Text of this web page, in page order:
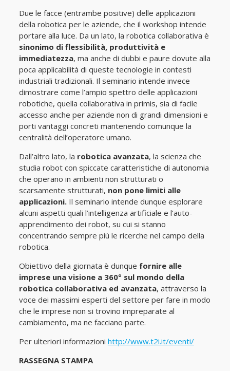
Due le facce (entrambe positive) delle applicazioni
della robotica per le aziende, che il workshop intende
portare alla luce. Da un lato, la robotica collaborativa è
sinonimo di flessibilità, produttività e
immediatezza, ma anche di dubbi e paure dovute alla
poca applicabilità di queste tecnologie in contesti
industriali tradizionali. Il seminario intende invece
dimostrare come l’ampio spettro delle applicazioni
robotiche, quella collaborativa in primis, sia di facile
accesso anche per aziende non di grandi dimensioni e
porti vantaggi concreti mantenendo comunque la
centralità dell’operatore umano.
Dall’altro lato, la robotica avanzata, la scienza che
studia robot con spiccate caratteristiche di autonomia
che operano in ambienti non strutturati o
scarsamente strutturati, non pone limiti alle
applicazioni. Il seminario intende dunque esplorare
alcuni aspetti quali l’intelligenza artificiale e l’auto-
apprendimento dei robot, su cui si stanno
concentrando sempre più le ricerche nel campo della
robotica.
Obiettivo della giornata è dunque fornire alle
imprese una visione a 360° sul mondo della
robotica collaborativa ed avanzata, attraverso la
voce dei massimi esperti del settore per fare in modo
che le imprese non si trovino impreparate al
cambiamento, ma ne facciano parte.
Per ulteriori informazioni http://www.t2i.it/eventi/
RASSEGNA STAMPA